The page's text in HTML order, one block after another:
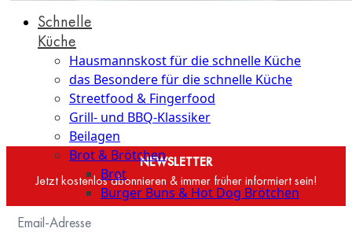
Schnelle
Küche
Hausmannskost für die schnelle Küche
das Besondere für die schnelle Küche
Streetfood & Fingerfood
Grill- und BBQ-Klassiker
Beilagen
Brot & Brötchen
Brot
Burger Buns & Hot Dog Brötchen
Desserts
NEWSLETTER
Jetzt kostenlos abonnieren & immer früher informiert sein!